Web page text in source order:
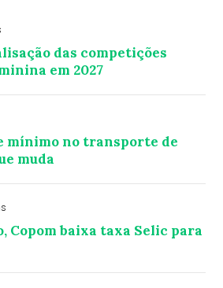
das competições
em 2027
mínimo no transporte de
muda
Copom baixa taxa Selic para